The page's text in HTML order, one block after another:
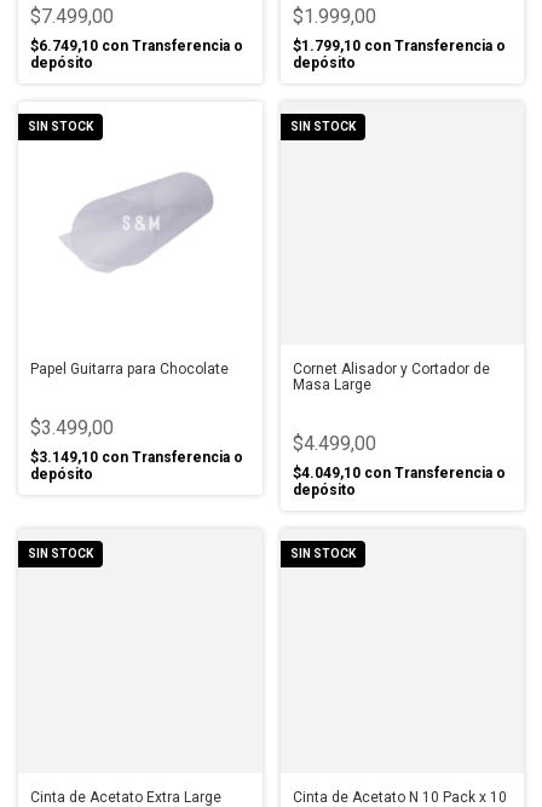
$7.499,00
$6.749,10 con Transferencia o
depósito
$1.999,00
$1.799,10 con Transferencia o
depósito
SIN STOCK
Papel Guitarra para Chocolate
$3.499,00
$3.149,10 con Transferencia o
depósito
SIN STOCK
Cornet Alisador y Cortador de
Masa Large
$4.499,00
$4.049,10 con Transferencia o
depósito
SIN STOCK
Cinta de Acetato Extra Large
SIN STOCK
Cinta de Acetato N 10 Pack x 10